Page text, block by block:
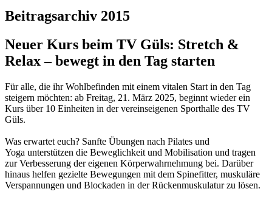
Beitragsarchiv 2015
Neuer Kurs beim TV Güls: Stretch &
Relax – bewegt in den Tag starten
Für alle, die ihr Wohlbefinden mit einem vitalen Start in den Tag
steigern möchten: ab Freitag, 21. März 2025, beginnt wieder ein
Kurs über 10 Einheiten in der vereinseigenen Sporthalle des TV
Güls.
Was erwartet euch? Sanfte Übungen nach Pilates und
Yoga unterstützen die Beweglichkeit und Mobilisation und tragen
zur Verbesserung der eigenen Körperwahrnehmung bei. Darüber
hinaus helfen gezielte Bewegungen mit dem Spinefitter, muskuläre
Verspannungen und Blockaden in der Rückenmuskulatur zu lösen.